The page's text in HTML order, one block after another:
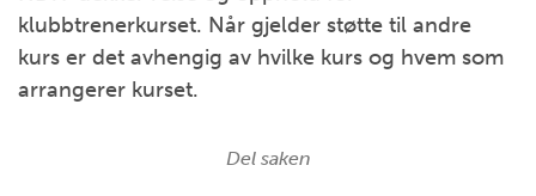
klubbtrenerkurset. Når gjelder støtte til andre
kurs er det avhengig av hvilke kurs og hvem som
arrangerer kurset.
Del saken